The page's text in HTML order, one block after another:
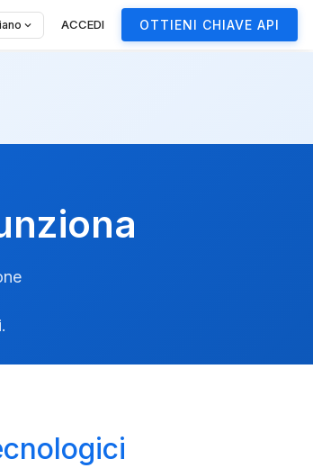
expand_more ACCEDI OTTIENI CHIAVE API